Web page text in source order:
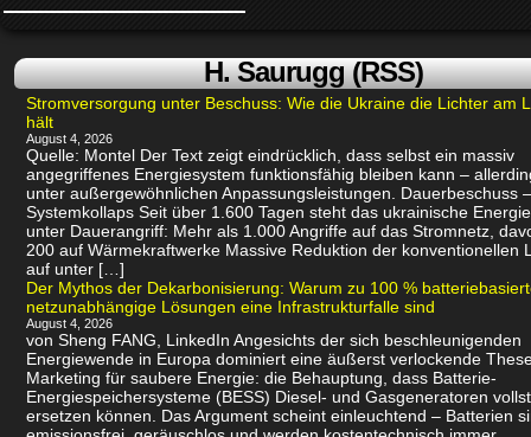
H. Saurugg (RSS)
Stromversorgung unter Beschuss: Wie die Ukraine die Lichter am
hält
August 4, 2026
Quelle: Montel Der Text zeigt eindrücklich, dass selbst ein massiv
angegriffenes Energiesystem funktionsfähig bleiben kann –
unter außergewöhnlichen Anpassungsleistungen. Dauerbeschuss
Systemkollaps Seit über 1.600 Tagen steht das ukrainische
unter Dauerangriff: Mehr als 1.000 Angriffe auf das Stromnetz,
200 auf Wärmekraftwerke Massive Reduktion der konventionellen
auf unter […]
Der Mythos der Dekarbonisierung: Warum zu 100 %
netzunabhängige Lösungen eine Infrastrukturfalle sind
August 4, 2026
von Sheng FANG, LinkedIn Angesichts der sich beschleunigenden
Energiewende in Europa dominiert eine äußerst verlockende
Marketing für saubere Energie: die Behauptung, dass Batterie-
Energiespeichersysteme (BESS) Diesel- und Gasgeneratoren
ersetzen können. Das Argument scheint einleuchtend – Batterien